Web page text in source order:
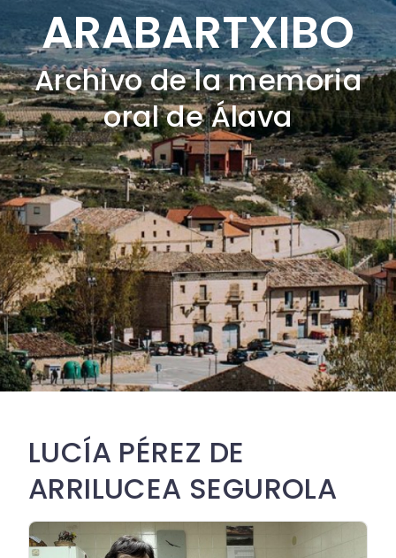
ARABARTXIBO
Archivo de la memoria
oral de Álava
LUCÍA PÉREZ DE
ARRILUCEA SEGUROLA